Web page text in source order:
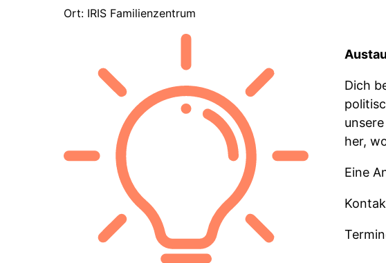
Ort: IRIS Familienzentrum
Dich
her,
Eine